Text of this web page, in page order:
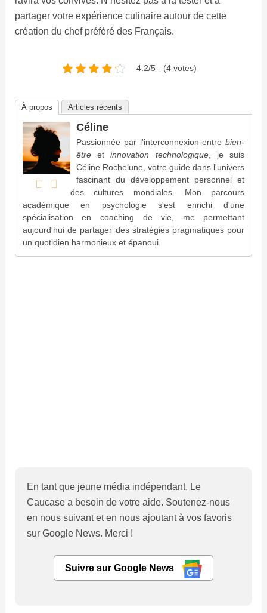
partager votre expérience culinaire autour de cette
création du chef préféré des Français.
4.2/5 - (4 votes)
À propos Articles récents
Céline
Passionnée par l'interconnexion entrebien-
êtreetinnovation technologique, je suis
Céline Rochelune, votre guide dans l'univers
fascinant du développement personnel et
des cultures mondiales. Mon parcours
académique en psychologie s'est enrichi d'une
spécialisation en coaching de vie, me permettant
aujourd'hui de partager des stratégies pragmatiques pour
un quotidien harmonieux et épanoui.
En tant que jeune média indépendant, Le
Caucase a besoin de votre aide. Soutenez-nous
en nous suivant et en nous ajoutant à vos favoris
sur Google News. Merci !
Suivre sur Google News